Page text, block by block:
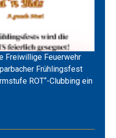
Freiwillige Feuerwehr
Frühlingsfest
ROT“-Clubbing ein